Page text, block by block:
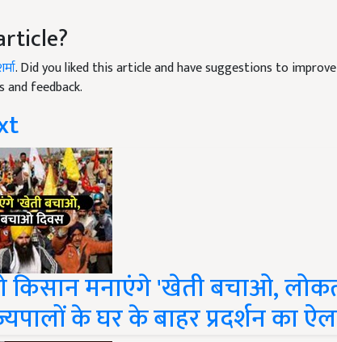
. Did you liked this article and have suggestions to
feedback.
किसान मनाएंगे 'खेती बचाओ,
के घर के बाहर प्रदर्शन का